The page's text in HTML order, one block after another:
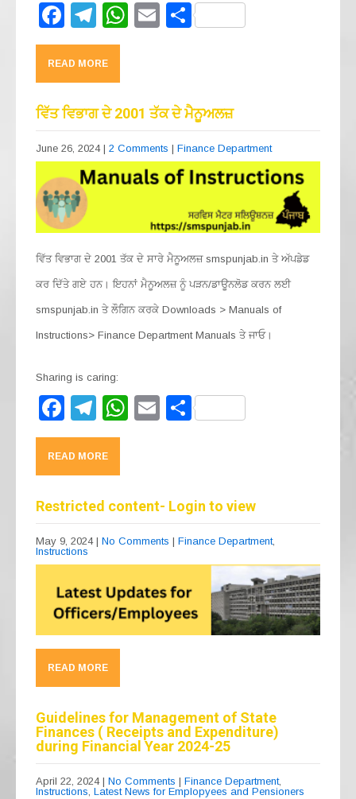
F
a
c
e
b
o
o
k
T
el
e
gr
a
m
W
A
p
p
E S
READ MORE
ਵਿੱਤ ਵਿਭਾਗ ਦੇ 2001 ਤੱਕ ਦੇ ਮੈਨੂਅਲਜ਼
June 26, 2024 | 2 Comments | Finance Department
ਵਿੱਤ ਵਿਭਾਗ ਦੇ 2001 ਤੱਕ ਦੇ ਸਾਰੇ ਮੈਨੂਅਲਜ਼ smspunjab.in ਤੇ ਅੱਪਡੇਡ
ਕਰ ਦਿੱਤੇ ਗਏ ਹਨ। ਇਹਨਾਂ ਮੈਨੂਅਲਜ਼ ਨੂੰ ਪੜਨ/ਡਾਊਨਲੋਡ ਕਰਨ ਲਈ
smspunjab.in ਤੇ ਲੌਗਿਨ ਕਰਕੇ Downloads > Manuals of
Instructions> Finance Department Manuals ਤੇ ਜਾਓ।
Sharing is caring:
F
a
c
e
b
o
o
k
T
el
e
gr
a
m
W
A
p
p
E S
READ MORE
Restricted content- Login to view
May 9, 2024 | No Comments | Finance Department,
Instructions
READ MORE
Guidelines for Management of State
Finances ( Receipts and Expenditure)
during Financial Year 2024-25
April 22, 2024 | No Comments | Finance Department,
Instructions, Latest News for Emplopyees and Pensioners